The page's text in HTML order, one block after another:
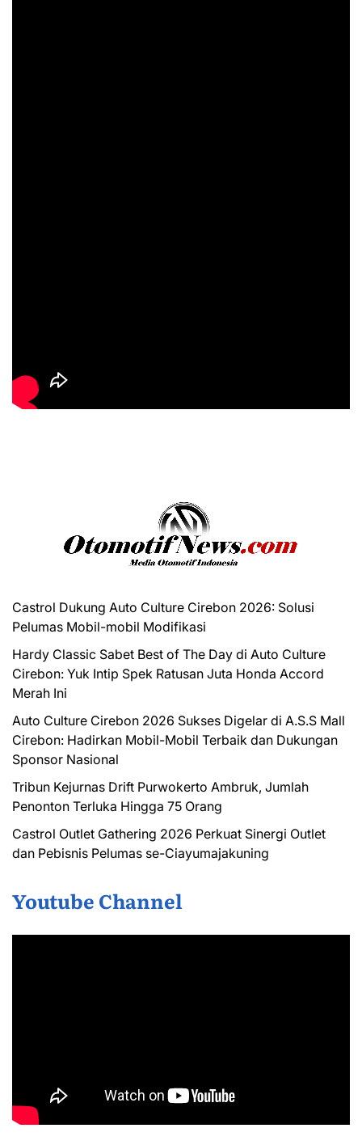
Castrol Dukung Auto Culture Cirebon 2026: Solusi
Pelumas Mobil-mobil Modifikasi
Hardy Classic Sabet Best of The Day di Auto Culture
Cirebon: Yuk Intip Spek Ratusan Juta Honda Accord
Merah Ini
Auto Culture Cirebon 2026 Sukses Digelar di A.S.S Mall
Cirebon: Hadirkan Mobil-Mobil Terbaik dan Dukungan
Sponsor Nasional
Tribun Kejurnas Drift Purwokerto Ambruk, Jumlah
Penonton Terluka Hingga 75 Orang
Castrol Outlet Gathering 2026 Perkuat Sinergi Outlet
dan Pebisnis Pelumas se-Ciayumajakuning
Youtube Channel